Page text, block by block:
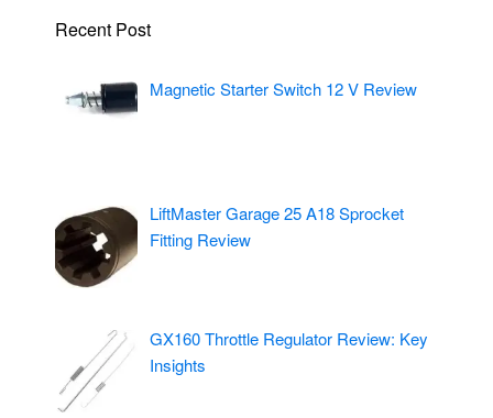
Recent Post
Magnetic Starter Switch 12 V Review
LiftMaster Garage 25 A18 Sprocket
Fitting Review
GX160 Throttle Regulator Review: Key
Insights